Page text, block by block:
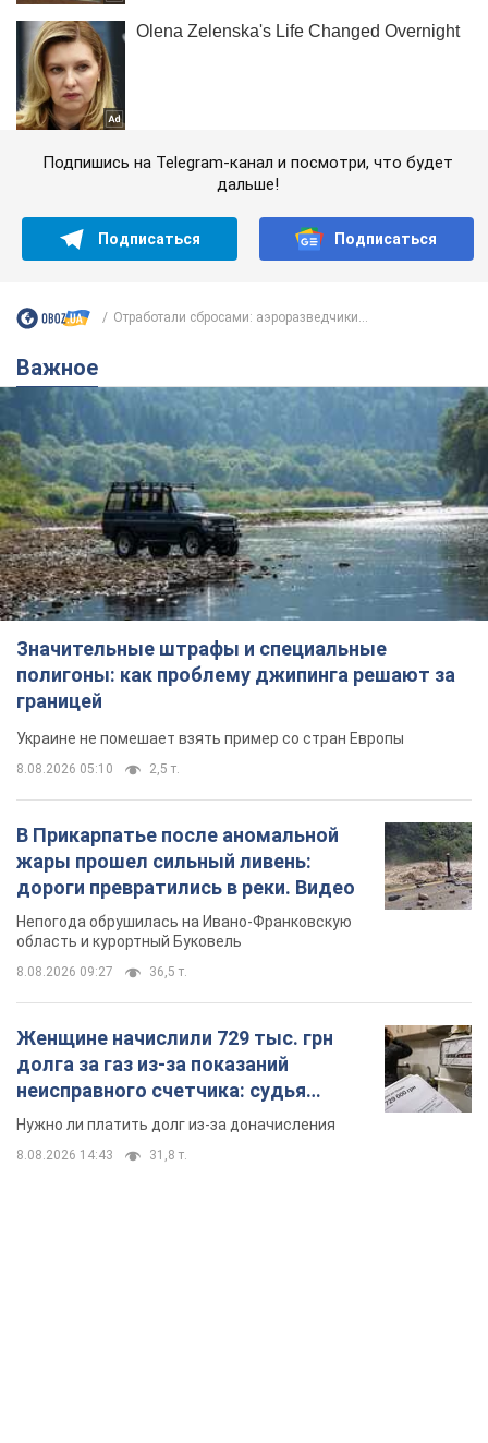
Подпишись на Telegram-канал и посмотри, что будет
дальше!
Подписаться Подписаться
Отработали сбросами: аэроразведчики...
Важное
Значительные штрафы и специальные
полигоны: как проблему джипинга решают за
границей
Украине не помешает взять пример со стран Европы
8.08.2026 05:10 2,5 т.
В Прикарпатье после аномальной
жары прошел сильный ливень:
дороги превратились в реки. Видео
Непогода обрушилась на Ивано-Франковскую
область и курортный Буковель
8.08.2026 09:27 36,5 т.
Женщине начислили 729 тыс. грн
долга за газ из-за показаний
неисправного счетчика: судья
вынес неожиданное решение
Нужно ли платить долг из-за доначисления
8.08.2026 14:43 31,8 т.